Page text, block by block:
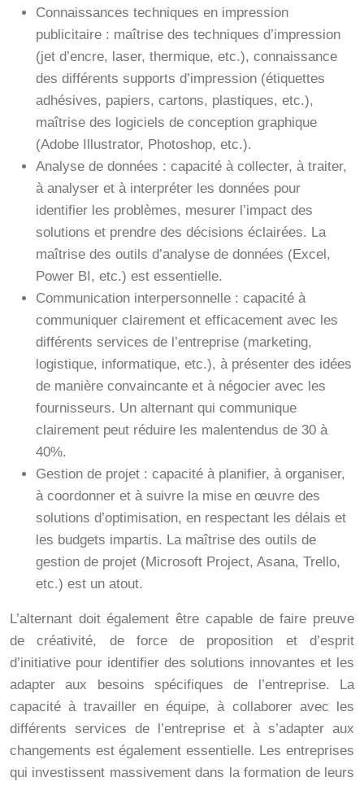
Connaissances techniques en impression
publicitaire : maîtrise des techniques d’impression
(jet d’encre, laser, thermique, etc.), connaissance
des différents supports d’impression (étiquettes
adhésives, papiers, cartons, plastiques, etc.),
maîtrise des logiciels de conception graphique
(Adobe Illustrator, Photoshop, etc.).
Analyse de données : capacité à collecter, à traiter,
à analyser et à interpréter les données pour
identifier les problèmes, mesurer l’impact des
solutions et prendre des décisions éclairées. La
maîtrise des outils d’analyse de données (Excel,
Power BI, etc.) est essentielle.
Communication interpersonnelle : capacité à
communiquer clairement et efficacement avec les
différents services de l’entreprise (marketing,
logistique, informatique, etc.), à présenter des idées
de manière convaincante et à négocier avec les
fournisseurs. Un alternant qui communique
clairement peut réduire les malentendus de 30 à
40%.
Gestion de projet : capacité à planifier, à organiser,
à coordonner et à suivre la mise en œuvre des
solutions d’optimisation, en respectant les délais et
les budgets impartis. La maîtrise des outils de
gestion de projet (Microsoft Project, Asana, Trello,
etc.) est un atout.
L’alternant doit également être capable de faire preuve
de créativité, de force de proposition et d’esprit
d’initiative pour identifier des solutions innovantes et les
adapter aux besoins spécifiques de l’entreprise. La
capacité à travailler en équipe, à collaborer avec les
différents services de l’entreprise et à s’adapter aux
changements est également essentielle. Les entreprises
qui investissent massivement dans la formation de leurs